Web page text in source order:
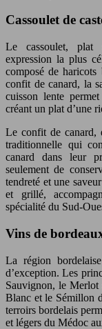
Cassoulet de
Le cassoulet, plat
expression la plus
composé de
confit de canard, la
cuisson lente
créant un plat d’une
Le confit de canard,
traditionnelle qui
canard dans leur
seulement de
tendreté et une
et grillé,
spécialité du Sud-
Vins de
La région
d’exception. Les
Sauvignon, le Merlot
Blanc et le Sémillon
terroirs bordelais
et légers du Médoc